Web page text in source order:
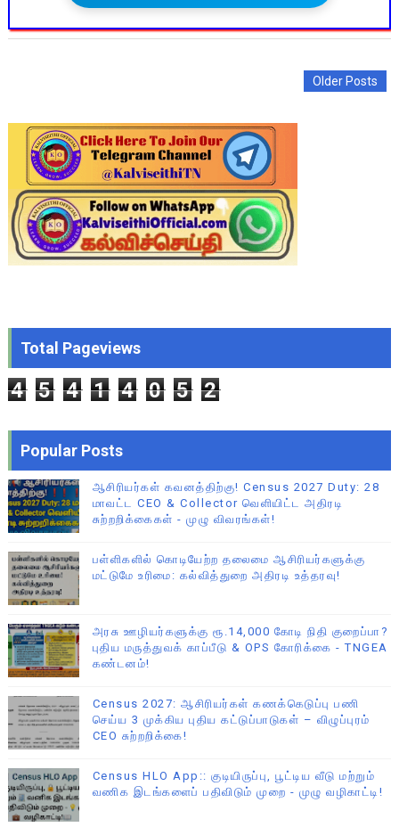
Older Posts
Total Pageviews
4 5 4 1 4 0 5 2
Popular Posts
ஆசிரியர்கள் கவனத்திற்கு! Census 2027 Duty: 28
மாவட்ட CEO & Collector வெளியிட்ட அதிரடி
சுற்றறிக்கைகள் - முழு விவரங்கள்!
பள்ளிகளில் கொடியேற்ற தலைமை ஆசிரியர்களுக்கு
மட்டுமே உரிமை: கல்வித்துறை அதிரடி உத்தரவு!
அரசு ஊழியர்களுக்கு ரூ.14,000 கோடி நிதி குறைப்பா?
புதிய மருத்துவக் காப்பீடு & OPS கோரிக்கை - TNGEA
கண்டனம்!
Census 2027: ஆசிரியர்கள் கணக்கெடுப்பு பணி
செய்ய 3 முக்கிய புதிய கட்டுப்பாடுகள் – விழுப்புரம்
CEO சுற்றறிக்கை!
Census HLO App:: குடியிருப்பு, பூட்டிய வீடு மற்றும்
வணிக இடங்களைப் பதிவிடும் முறை - முழு வழிகாட்டி!